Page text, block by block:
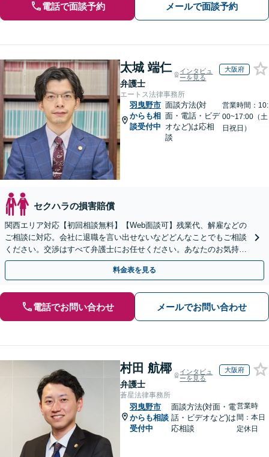
電話で面談予約 メールで面談予約
太城 端仁
弁護士
インタビュ
ーを見る
大阪府
エートス法律事務所
羽曳野市
からも相
談受付中
面談方法(対
面・電話・ビデ
オなど)は応相
談
営業時間：10:
00~17:00（土
日祝日）
セクハラの損害賠償
関西エリア対応【初回相談無料】【Web面談可】残業代、解雇などの
ご相談に対応。会社に退職を言い出せないなどどんなことでもご相談
ください。交渉はすべて弁護士にお任せください。あなたのお気持ち
を尊重した迅速な解決を目指します。
料金表を見る
電話でお問い合わせ メールでお問い合わせ
村田 航椰
弁護士
インタビュ
ーを見る
大阪府
蒼星法律事務所
羽曳野市
からも相談
受付中
面談方法(対面・電
話・ビデオなど)は
応相談
営業時
間：本日
定休日